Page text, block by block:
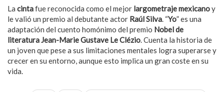
La cintafue reconocida como el mejor largometraje mexicanoy
le valió un premio al debutante actor Raúl Silva. “Yo” es una
adaptación del cuento homónimo del premio Nobel de
literatura Jean-Marie Gustave Le Clézio. Cuenta la historia de
un joven que pese a sus limitaciones mentales logra superarse y
crecer en su entorno, aunque esto implica un gran coste en su
vida.